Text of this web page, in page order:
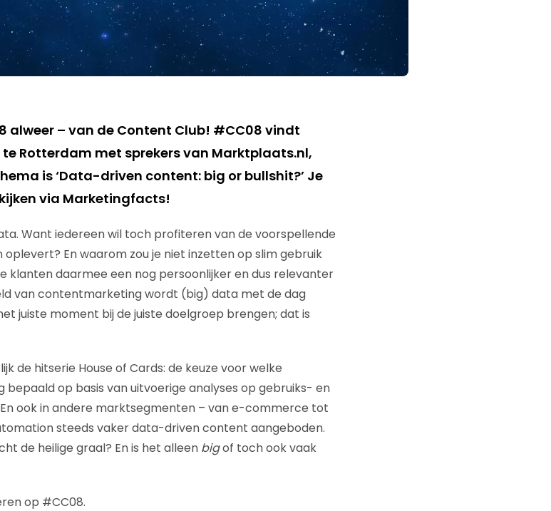
alweer – van de Content Club! #CC08 vindt
Rotterdam met sprekers van Marktplaats.nl,
is ‘Data-driven content: big or bullshit?’ Je
via Marketingfacts!
Want iedereen wil toch profiteren van de voorspellende
En waarom zou je niet inzetten op slim gebruik
klanten daarmee een nog persoonlijker en dus relevanter
van contentmarketing wordt (big) data met de dag
juiste moment bij de juiste doelgroep brengen; dat is
de hitserie House of Cards: de keuze voor welke
bepaald op basis van uitvoerige analyses op gebruiks- en
ook in andere marktsegmenten – van e-commerce tot
steeds vaker data-driven content aangeboden.
de heilige graal? En is het alleen bigof toch ook vaak
op #CC08.